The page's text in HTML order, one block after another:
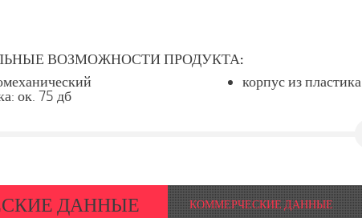
ВОЗМОЖНОСТИ ПРОДУКТА:
ок. 75 дб
корпус из пластика
ДАННЫЕ КОММЕРЧЕСКИЕ ДАННЫЕ